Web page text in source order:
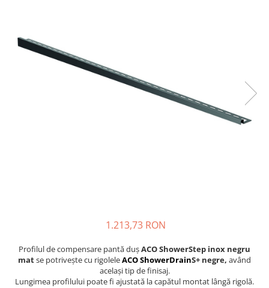
Ipsos Adeziv Gips Carton
Profile Gips Carton
1.213,73 RON
Profilul de compensare pantă dușACO ShowerStep inox negru
matse potrivește cu rigoleleACO ShowerDrainS+ negre, având
același tip de finisaj.
Lungimea profilului poate fi ajustată la capătul montat lângă rigolă.